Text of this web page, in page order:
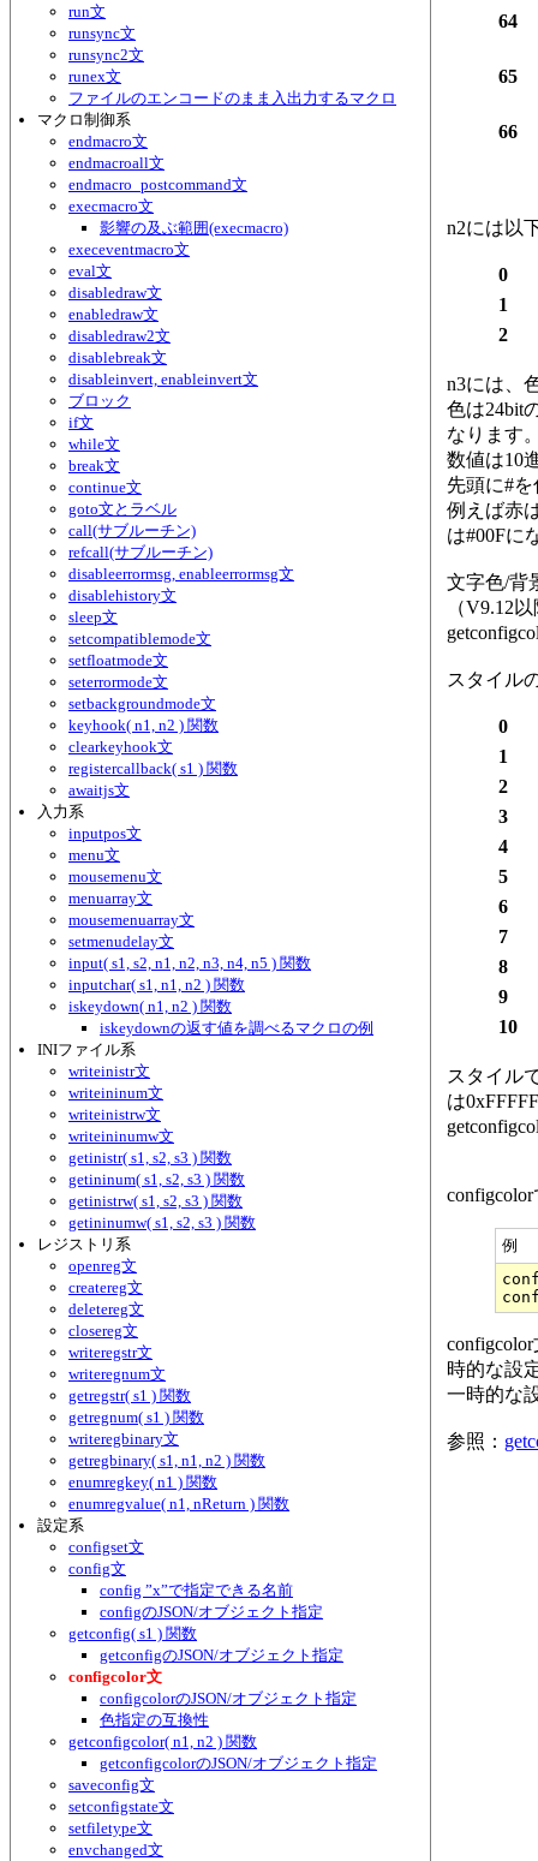
run文
runsync文
runsync2文
runex文
ファイルのエンコードのまま入出力するマクロ
マクロ制御系
endmacro文
endmacroall文
endmacro_postcommand文
execmacro文
影響の及ぶ範囲(execmacro)
execeventmacro文
eval文
disabledraw文
enabledraw文
disabledraw2文
disablebreak文
disableinvert, enableinvert文
ブロック
if文
while文
break文
continue文
goto文とラベル
call(サブルーチン)
refcall(サブルーチン)
disableerrormsg, enableerrormsg文
disablehistory文
sleep文
setcompatiblemode文
setfloatmode文
seterrormode文
setbackgroundmode文
keyhook( n1, n2 ) 関数
clearkeyhook文
registercallback( s1 ) 関数
awaitjs文
入力系
inputpos文
menu文
mousemenu文
menuarray文
mousemenuarray文
setmenudelay文
input( s1, s2, n1, n2, n3, n4, n5 ) 関数
inputchar( s1, n1, n2 ) 関数
iskeydown( n1, n2 ) 関数
iskeydownの返す値を調べるマクロの例
INIファイル系
writeinistr文
writeininum文
writeinistrw文
writeininumw文
getinistr( s1, s2, s3 ) 関数
getininum( s1, s2, s3 ) 関数
getinistrw( s1, s2, s3 ) 関数
getininumw( s1, s2, s3 ) 関数
レジストリ系
openreg文
createreg文
deletereg文
closereg文
writeregstr文
writeregnum文
getregstr( s1 ) 関数
getregnum( s1 ) 関数
writeregbinary文
getregbinary( s1, n1, n2 ) 関数
enumregkey( n1 ) 関数
enumregvalue( n1, nReturn ) 関数
設定系
configset文
config文
config ”x”で指定できる名前
configのJSON/オブジェクト指定
getconfig( s1 ) 関数
getconfigのJSON/オブジェクト指定
configcolor文
configcolorのJSON/オブジェクト指定
色指定の互換性
getconfigcolor( n1, n2 ) 関数
getconfigcolorのJSON/オブジェクト指定
saveconfig文
setconfigstate文
setfiletype文
envchanged文
64
65
66
n2には以
0
1
2
n3には、
色は24bit
なります
数値は10
先頭に#
例えば赤
は#00Fに
文字色/背
（V9.12
スタイル
0
1
2
3
4
5
6
7
8
9
10
スタイル
は
例
時的な設
一時的な
参照：